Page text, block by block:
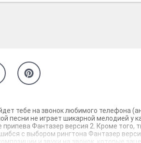
тебе на звонок любимого телефона
песни не играет шикарной мелодией у
Фантазер версия 2. Кроме того,
с выбором рингтона Фантазер